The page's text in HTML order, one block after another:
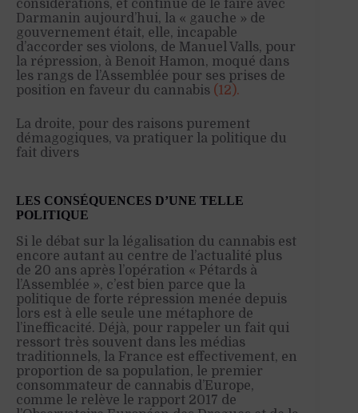
considérations, et continue de le faire avec
Darmanin aujourd’hui, la « gauche » de
gouvernement était, elle, incapable
d’accorder ses violons, de Manuel Valls, pour
la répression, à Benoit Hamon, moqué dans
les rangs de l’Assemblée pour ses prises de
position en faveur du cannabis (12).
La droite, pour des raisons purement
démagogiques, va pratiquer la politique du
fait divers
LES CONSÉQUENCES D’UNE TELLE
POLITIQUE
Si le débat sur la légalisation du cannabis est
encore autant au centre de l’actualité plus
de 20 ans après l’opération « Pétards à
l’Assemblée », c’est bien parce que la
politique de forte répression menée depuis
lors est à elle seule une métaphore de
l’inefficacité. Déjà, pour rappeler un fait qui
ressort très souvent dans les médias
traditionnels, la France est effectivement, en
proportion de sa population, le premier
consommateur de cannabis d’Europe,
comme le relève le rapport 2017 de